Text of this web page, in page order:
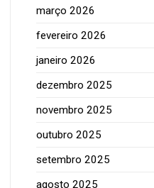
março 2026
fevereiro 2026
janeiro 2026
dezembro 2025
novembro 2025
outubro 2025
setembro 2025
agosto 2025